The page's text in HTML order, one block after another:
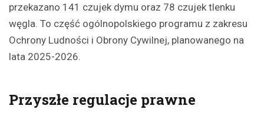
przekazano 141 czujek dymu oraz 78 czujek tlenku
węgla. To część ogólnopolskiego programu z zakresu
Ochrony Ludności i Obrony Cywilnej, planowanego na
lata 2025-2026.
Przyszłe regulacje prawne